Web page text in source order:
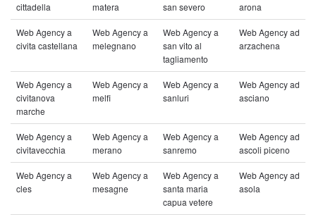
cittadella
matera
san severo
arona
Web Agency a
civita castellana
Web Agency a
melegnano
Web Agency a
san vito al
tagliamento
Web Agency ad
arzachena
Web Agency a
civitanova
marche
Web Agency a
melfi
Web Agency a
sanluri
Web Agency ad
asciano
Web Agency a
civitavecchia
Web Agency a
merano
Web Agency a
sanremo
Web Agency ad
ascoli piceno
Web Agency a
cles
Web Agency a
mesagne
Web Agency a
santa maria
capua vetere
Web Agency ad
asola